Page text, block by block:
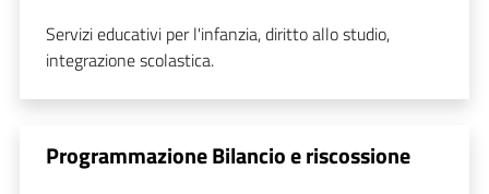
Servizi educativi per l'infanzia, diritto allo studio,
integrazione scolastica.
Programmazione Bilancio e riscossione